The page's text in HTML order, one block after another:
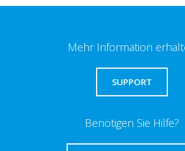
Mehr Information
SUPPORT
Benötigen Sie Hilfe?